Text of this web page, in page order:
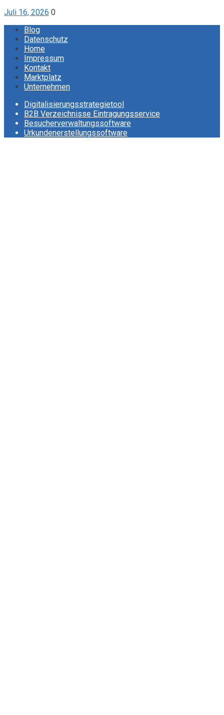
Juli 16, 2026 0
Blog
Datenschutz
Home
Impressum
Kontakt
Marktplatz
Unternehmen
Digitalisierungsstrategietool
B2B Verzeichnisse Eintragungsservice
Besucherverwaltungssoftware
Urkundenerstellungssoftware